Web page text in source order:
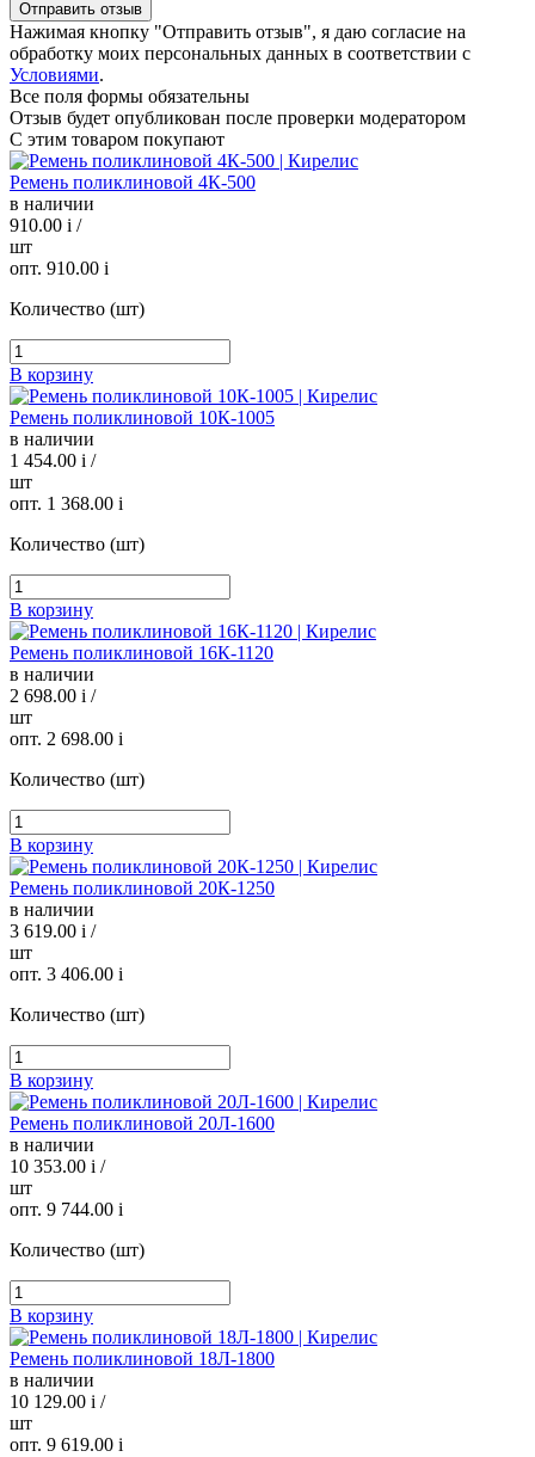
Нажимая кнопку "Отправить отзыв", я даю согласие на
обработку моих персональных данных в соответствии с
Условиями.
Все поля формы обязательны
Отзыв будет опубликован после проверки модератором
С этим товаром покупают
Ремень поликлиновой 4К-500
в наличии
910.00 i /
шт
опт. 910.00 i
Количество (шт)
В корзину
Ремень поликлиновой 10К-1005
в наличии
1 454.00 i /
шт
опт. 1 368.00 i
Количество (шт)
В корзину
Ремень поликлиновой 16К-1120
в наличии
2 698.00 i /
шт
опт. 2 698.00 i
Количество (шт)
В корзину
Ремень поликлиновой 20К-1250
в наличии
3 619.00 i /
шт
опт. 3 406.00 i
Количество (шт)
В корзину
Ремень поликлиновой 20Л-1600
в наличии
10 353.00 i /
шт
опт. 9 744.00 i
Количество (шт)
В корзину
Ремень поликлиновой 18Л-1800
в наличии
10 129.00 i /
шт
опт. 9 619.00 i